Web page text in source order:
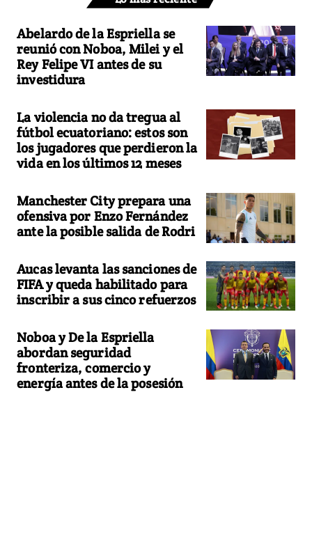
Abelardo de la Espriella se
reunió con Noboa, Milei y el
Rey Felipe VI antes de su
investidura
La violencia no da tregua al
fútbol ecuatoriano: estos son
los jugadores que perdieron la
vida en los últimos 12 meses
Manchester City prepara una
ofensiva por Enzo Fernández
ante la posible salida de Rodri
Aucas levanta las sanciones de
FIFA y queda habilitado para
inscribir a sus cinco refuerzos
Noboa y De la Espriella
abordan seguridad
fronteriza, comercio y
energía antes de la posesión